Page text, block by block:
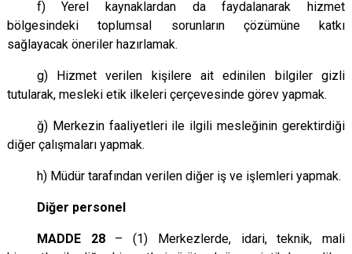
f) Yerel kaynaklardan da faydalanarak hizmet
bölgesindeki toplumsal sorunların çözümüne katkı
sağlayacak öneriler hazırlamak.
g) Hizmet verilen kişilere ait edinilen bilgiler gizli
tutularak, mesleki etik ilkeleri çerçevesinde görev yapmak.
ğ) Merkezin faaliyetleri ile ilgili mesleğinin gerektirdiği
diğer çalışmaları yapmak.
h) Müdür tarafından verilen diğer iş ve işlemleri yapmak.
Diğer personel
MADDE 28– (1) Merkezlerde, idari, teknik, mali